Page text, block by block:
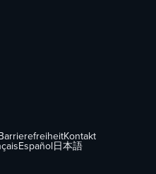
BarrierefreiheitKontakt
Español 日本語